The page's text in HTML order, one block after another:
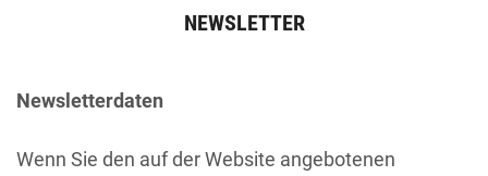
NEWSLETTER
Newsletterdaten
Wenn Sie den auf der Website angebotenen